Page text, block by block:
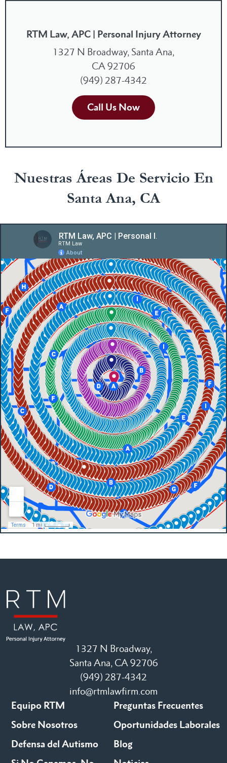
RTM Law, APC | Personal Injury Attorney
1327 N Broadway, Santa Ana,
CA 92706
(949) 287-4342
Call Us Now
Nuestras Áreas De Servicio En
Santa Ana, CA
1327 N Broadway,
Santa Ana, CA 92706
(949) 287-4342
info@rtmlawfirm.com
Equipo RTM
Sobre Nosotros
Defensa del Autismo
Preguntas Frecuentes
Oportunidades Laborales
Blog